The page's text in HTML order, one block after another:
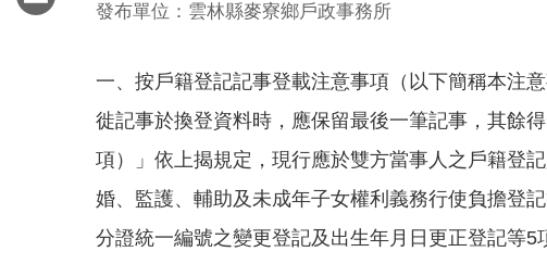
發布單位：雲林縣麥寮鄉戶政事務所
一、按戶籍登記記事登載注意事項（以下簡稱本注
徙記事於換登資料時，應保留最後一筆記事，其餘
項）」依上揭規定，現行應於雙方當事人之戶籍登
婚、監護、輔助及未成年子女權利義務行使負擔登
分證統一編號之變更登記及出生年月日更正登記等